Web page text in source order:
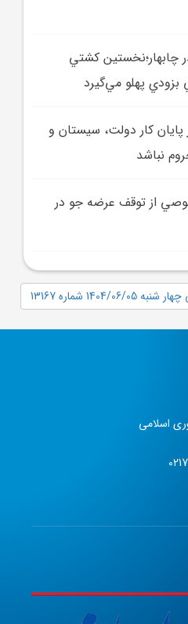
چابهار؛نخستين کشتي
بزودي پهلو مي‌گيرد
پايان کار دولت، سيستان و
نباشد
از توقف عرضه جو در
05 شماره 13167
اسلامی